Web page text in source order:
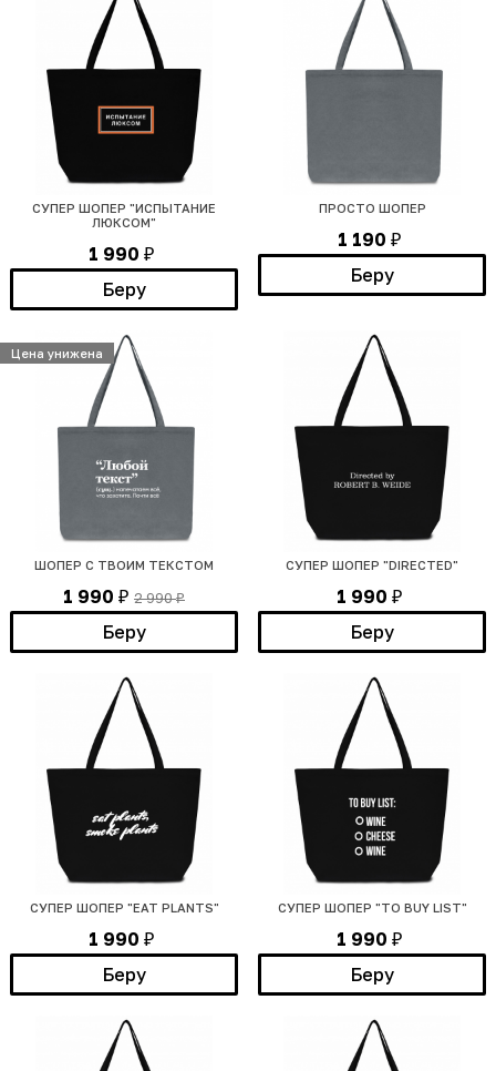
СУПЕР ШОПЕР "ИСПЫТАНИЕ
ЛЮКСОМ"
1 990 ₽
Беру
ПРОСТО ШОПЕР
1 190 ₽
Беру
ШОПЕР С ТВОИМ ТЕКСТОМ
1 990 ₽ 2 990₽
Беру
Цена унижена
СУПЕР ШОПЕР "DIRECTED"
1 990 ₽
Беру
СУПЕР ШОПЕР "EAT PLANTS"
1 990 ₽
Беру
СУПЕР ШОПЕР "TO BUY LIST"
1 990 ₽
Беру